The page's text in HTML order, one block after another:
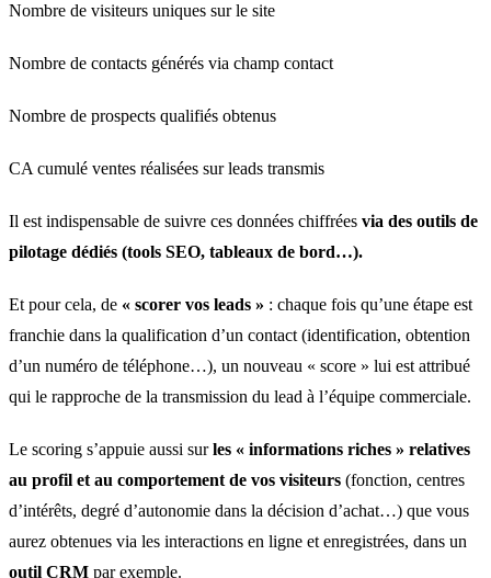
Nombre de visiteurs uniques sur le site
Nombre de contacts générés via champ contact
Nombre de prospects qualifiés obtenus
CA cumulé ventes réalisées sur leads transmis
Il est indispensable de suivre ces données chiffrées via des outils de
pilotage dédiés (tools SEO, tableaux de bord…).
Et pour cela, de « scorer vos leads » : chaque fois qu’une étape est
franchie dans la qualification d’un contact (identification, obtention
d’un numéro de téléphone…), un nouveau « score » lui est attribué
qui le rapproche de la transmission du lead à l’équipe commerciale.
Le scoring s’appuie aussi surles « informations riches » relatives
au profil et au comportement de vos visiteurs (fonction, centres
d’intérêts, degré d’autonomie dans la décision d’achat…) que vous
aurez obtenues via les interactions en ligne et enregistrées, dans un
outil CRM par exemple.